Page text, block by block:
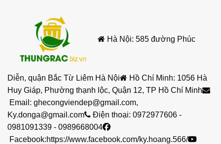
Hà Nội: 585 đường Phúc
Diễn, quận Bắc Từ Liêm Hà Nội
Hồ Chí Minh: 1056 Hà
Huy Giáp, Phường thạnh lộc, Quận 12, TP Hồ Chí Minh
Email: ghecongviendep@gmail.com,
Ky.donga@gmail.com
Điện thoại: 0972977606 -
0981091339 - 0989668004
Facebook:https://www.facebook.com/ky.hoang.566/